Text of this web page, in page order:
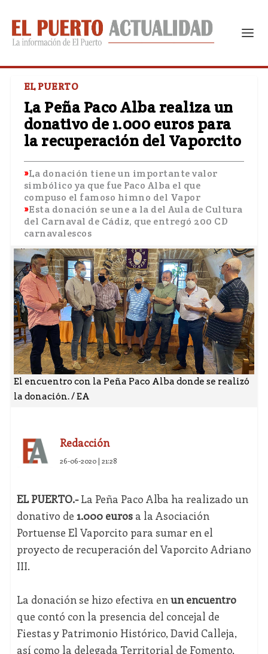
EL PUERTO
La Peña Paco Alba realiza un
donativo de 1.000 euros para
la recuperación del Vaporcito
La donación tiene un importante valor
simbólico ya que fue Paco Alba el que
compuso el famoso himno del Vapor
Esta donación se une a la del Aula de Cultura
del Carnaval de Cádiz, que entregó 200 CD
carnavalescos
El encuentro con la Peña Paco Alba donde se realizó
la donación. / EA
Redacción
26-06-2020 | 21:28
EL PUERTO.-La Peña Paco Alba ha realizado un
donativo de 1.000 eurosa la Asociación
Portuense El Vaporcito para sumar en el
proyecto de recuperación del Vaporcito Adriano
III.
La donación se hizo efectiva enun encuentro
que contó con la presencia del concejal de
Fiestas y Patrimonio Histórico, David Calleja,
así como la delegada Territorial de Fomento,